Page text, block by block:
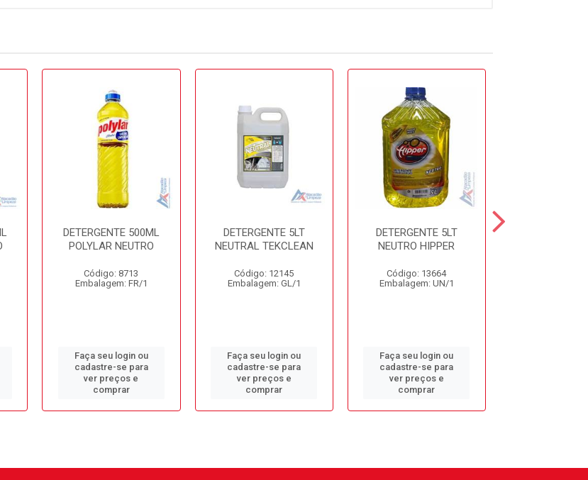
DETERGENTE 500ML
POLYLAR NEUTRO
Código: 8713
Embalagem: FR/1
Faça seu login ou
cadastre-se para
ver preços e
comprar
DETERGENTE 5LT
NEUTRAL TEKCLEAN
Código: 12145
Embalagem: GL/1
Faça seu login ou
cadastre-se para
ver preços e
comprar
DETERGENTE 5LT
NEUTRO HIPPER
Código: 13664
Embalagem: UN/1
Faça seu login ou
cadastre-se para
ver preços e
comprar